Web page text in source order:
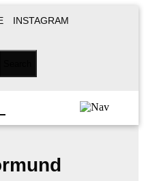
INSTAGRAM